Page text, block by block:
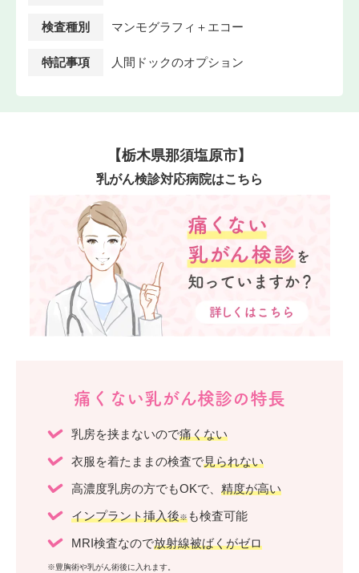
検査種別 マンモグラフィ＋エコー
特記事項 人間ドックのオプション
【栃木県那須塩原市】
乳がん検診対応病院はこちら
痛くない乳がん検診の特長
乳房を挟まないので痛くない
衣服を着たままの検査で見られない
高濃度乳房の方でもOKで、 精度が高い
インプラント挿入後※ も検査可能
MRI検査なので放射線被ばくがゼロ
※豊胸術や乳がん術後に入れます。